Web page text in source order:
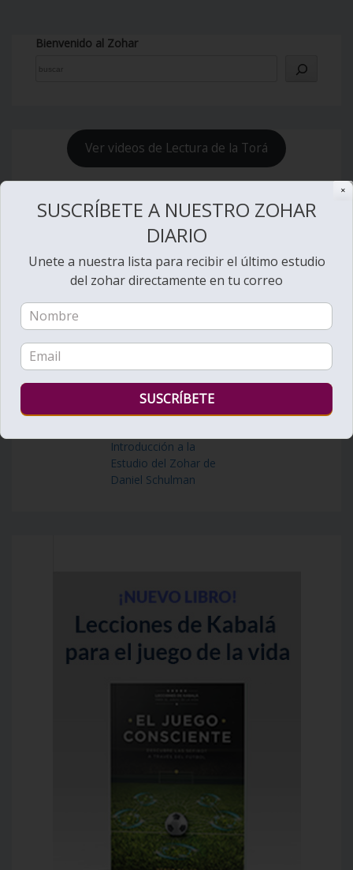
Bienvenido al Zohar
Ver videos de Lectura de la Torá
Introducción a la
Estudio del Zohar de
Daniel Schulman
✕
SUSCRÍBETE A NUESTRO ZOHAR
DIARIO
Unete a nuestra lista para recibir el último estudio
del zohar directamente en tu correo